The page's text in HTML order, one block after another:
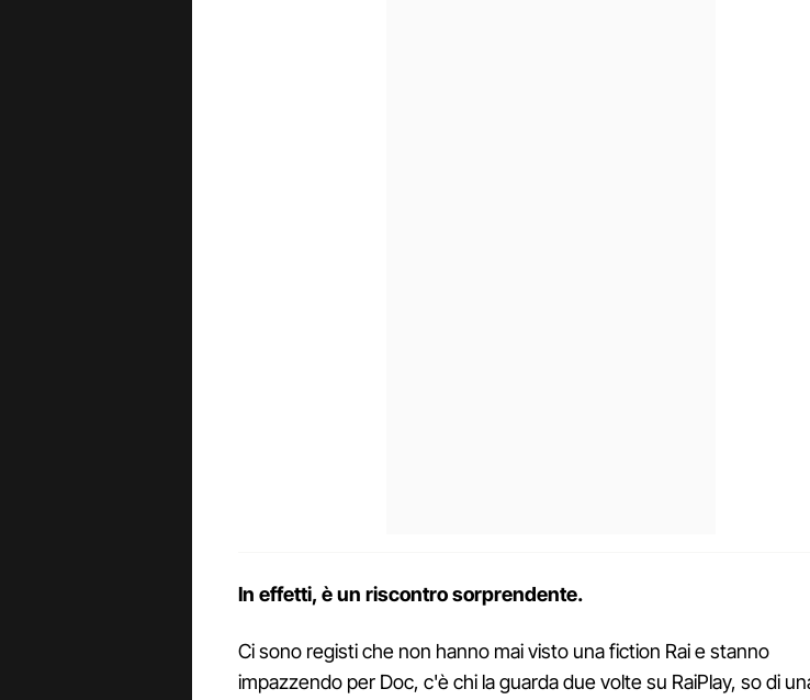
In effetti, è un riscontro sorprendente.
Ci sono registi che non hanno mai visto una fiction Rai e stanno
impazzendo per Doc, c'è chi la guarda due volte su RaiPlay, so di